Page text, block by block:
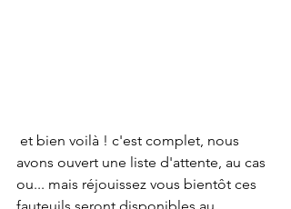
avons ouvert une liste d'attente, au cas
ou... mais réjouissez vous bientôt ces